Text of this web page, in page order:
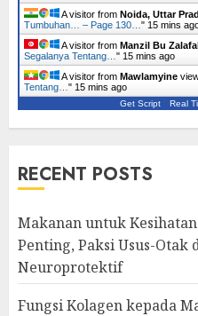
A visitor from Noida, Uttar
Tumbuhan… – Page 130… " 15 mins
A visitor from Manzil Bu
Segalanya Tentang… " 15 mins ago
A visitor from Mawlamyine
Tentang… " 15 mins ago
Get Script Real
RECENT POSTS
Makanan untuk
Penting, Paksi Usus-Otak
Neuroprotektif
Fungsi Kolagen kepada